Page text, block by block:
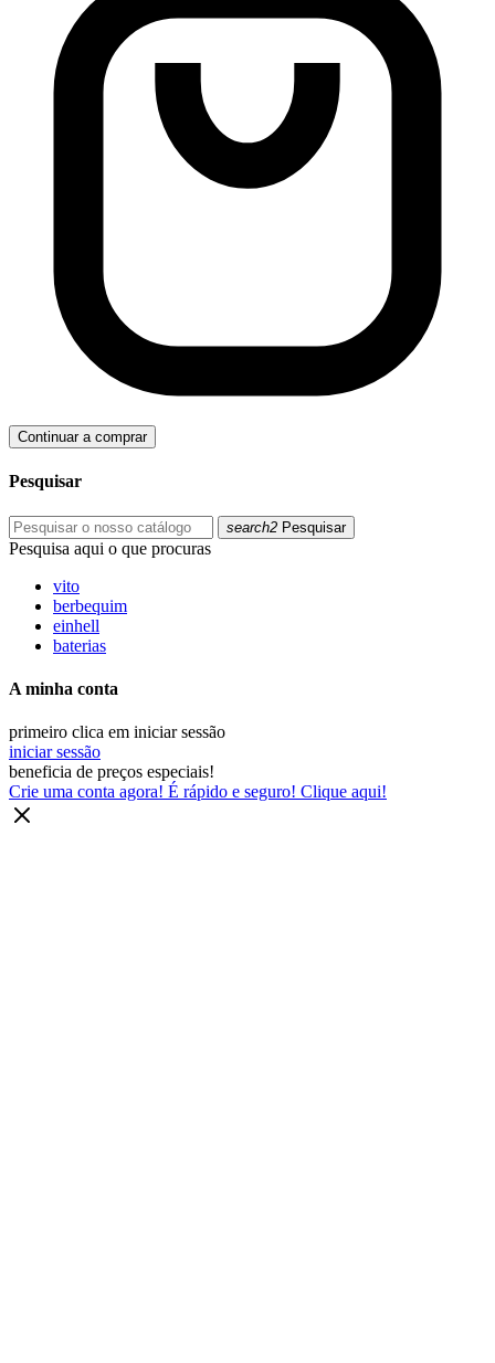
Continuar a comprar
Pesquisar
search2 Pesquisar
Pesquisa aqui o que procuras
vito
berbequim
einhell
baterias
A minha conta
primeiro clica em iniciar sessão
iniciar sessão
beneficia de preços especiais!
Crie uma conta agora! É rápido e seguro! Clique aqui!